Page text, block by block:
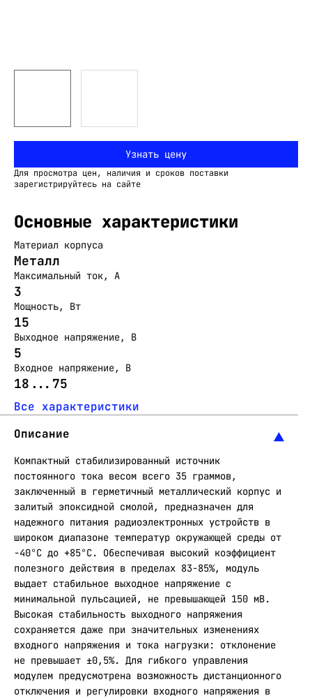
Узнать цену
Для просмотра цен, наличия и сроков поставки
зарегистрируйтесь на сайте
Основные характеристики
Материал корпуса
Металл
Максимальный ток, А
3
Мощность, Вт
15
Выходное напряжение, В
5
Входное напряжение, В
18...75
Все характеристики
Описание
Компактный стабилизированный источник
постоянного тока весом всего 35 граммов,
заключенный в герметичный металлический корпус и
залитый эпоксидной смолой, предназначен для
надежного питания радиоэлектронных устройств в
широком диапазоне температур окружающей среды от
-40°C до +85°C. Обеспечивая высокий коэффициент
полезного действия в пределах 83-85%, модуль
выдает стабильное выходное напряжение с
минимальной пульсацией, не превышающей 150 мВ.
Высокая стабильность выходного напряжения
сохраняется даже при значительных изменениях
входного напряжения и тока нагрузки: отклонение
не превышает ±0,5%. Для гибкого управления
модулем предусмотрена возможность дистанционного
отключения и регулировки входного напряжения в